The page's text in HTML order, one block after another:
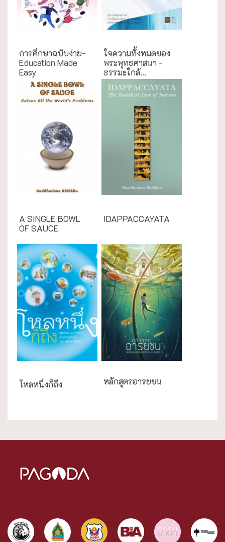
การศึกษาฉบับง่าย-
Education Made
Easy
ใจความทั้งหมดของ
พระพุทธศาสนา -
ธรรมะใกล้...
A SINGLE BOWL
OF SAUCE
IDAPPACCAYATA
โหลหนึ่งก็ถึง
หลักสูตรอารยชน